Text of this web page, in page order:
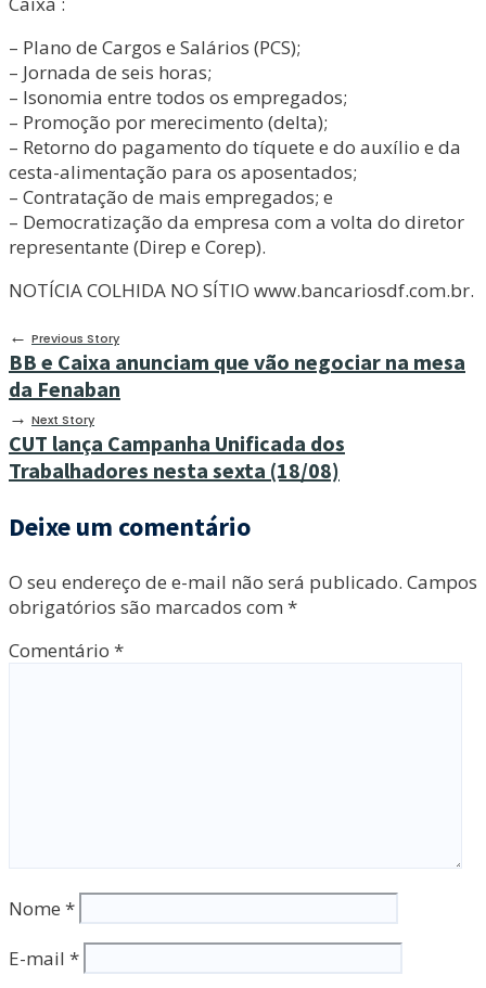
– Plano de Cargos e Salários (PCS);
– Jornada de seis horas;
– Isonomia entre todos os empregados;
– Promoção por merecimento (delta);
– Retorno do pagamento do tíquete e do auxílio e da
cesta-alimentação para os aposentados;
– Contratação de mais empregados; e
– Democratização da empresa com a volta do diretor
representante (Direp e Corep).
NOTÍCIA COLHIDA NO SÍTIO www.bancariosdf.com.br.
← Previous Story
BB e Caixa anunciam que vão negociar na mesa
da Fenaban
→ Next Story
CUT lança Campanha Unificada dos
Trabalhadores nesta sexta (18/08)
Deixe um comentário
O seu endereço de e-mail não será publicado. Campos
obrigatórios são marcados com *
Comentário *
Nome *
E-mail *